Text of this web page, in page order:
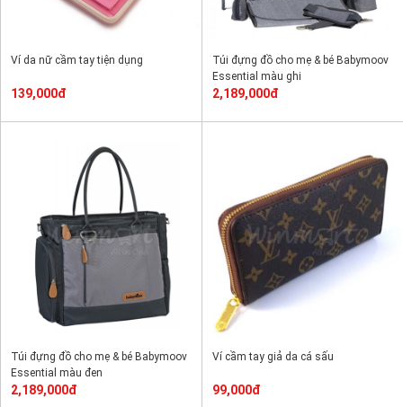
Ví da nữ cầm tay tiện dụng
139,000đ
Túi đựng đồ cho mẹ & bé Babymoov
Essential màu ghi
2,189,000đ
Túi đựng đồ cho mẹ & bé Babymoov
Essential màu đen
2,189,000đ
Ví cầm tay giả da cá sấu
99,000đ